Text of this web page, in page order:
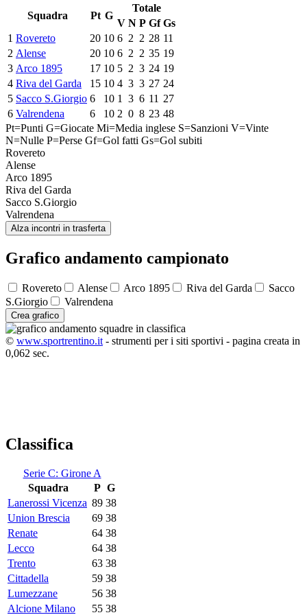
Squadra
Pt G
Totale
V N P Gf Gs
1 Rovereto 20 10 6 2 2 28 11
2 Alense 20 10 6 2 2 35 19
3 Arco 1895 17 10 5 2 3 24 19
4 Riva del Garda 15 10 4 3 3 27 24
5 Sacco S.Giorgio 6 10 1 3 6 11 27
6 Valrendena 6 10 2 0 8 23 48
Pt=Punti G=Giocate Mi=Media inglese S=Sanzioni V=Vinte
N=Nulle P=Perse Gf=Gol fatti Gs=Gol subiti
Rovereto
Alense
Arco 1895
Riva del Garda
Sacco S.Giorgio
Valrendena
Alza incontri in trasferta
Grafico andamento campionato
Rovereto Alense Arco 1895 Riva del Garda
Sacco
S.Giorgio
Valrendena
Crea grafico
© www.sportrentino.it- strumenti per i siti sportivi - pagina creata in
0,062 sec.
Classifica
Serie C: Girone A
Squadra
P G
Lanerossi Vicenza 89 38
Union Brescia
69 38
Renate
64 38
Lecco
64 38
Trento
63 38
Cittadella
59 38
Lumezzane
56 38
Alcione Milano
55 38